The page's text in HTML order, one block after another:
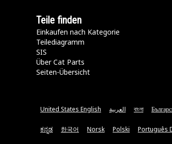
Teile finden
Einkaufen nach Kategorie
Teilediagramm
SIS
Über Cat Parts
Seiten-Übersicht
United States English العربية বাংলা
ಕನ್ನಡ 한국어 Norsk Polski Português